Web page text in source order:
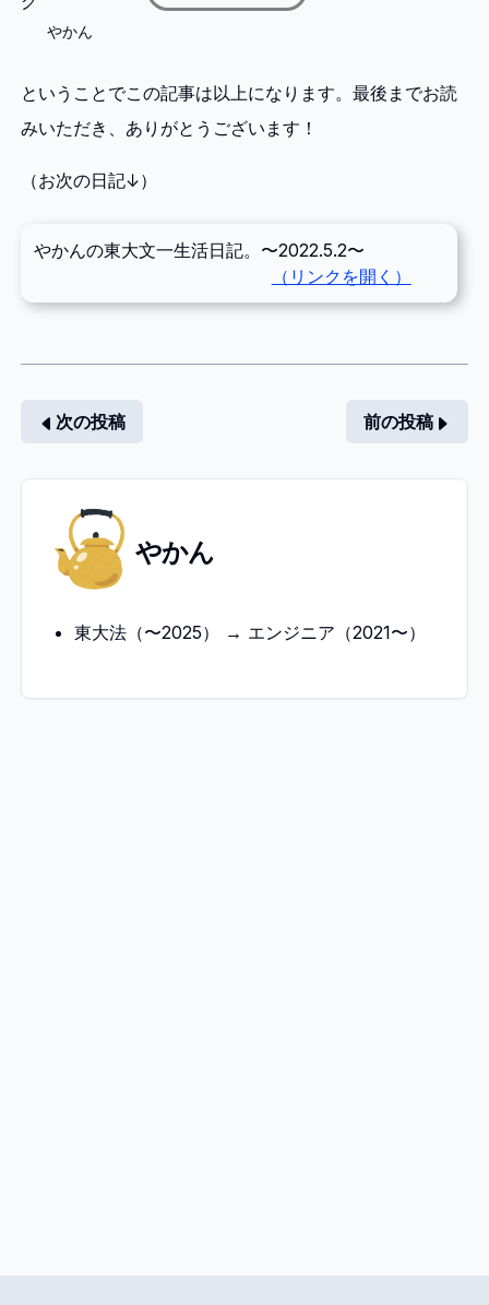
やかん
ということでこの記事は以上になります。最後までお読
みいただき、ありがとうございます！
（お次の日記↓）
やかんの東大文一生活日記。〜2022.5.2〜
次の投稿 前の投稿
か
やかん
東大法（〜2025） → エンジニア（2021〜）